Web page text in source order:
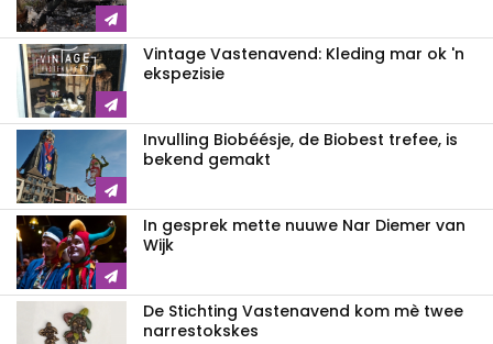
Vintage Vastenavend: Kleding mar ok 'n
ekspezisie
Invulling Biobéésje, de Biobest trefee, is
bekend gemakt
In gesprek mette nuuwe Nar Diemer van
Wijk
De Stichting Vastenavend kom mè twee
narrestokskes